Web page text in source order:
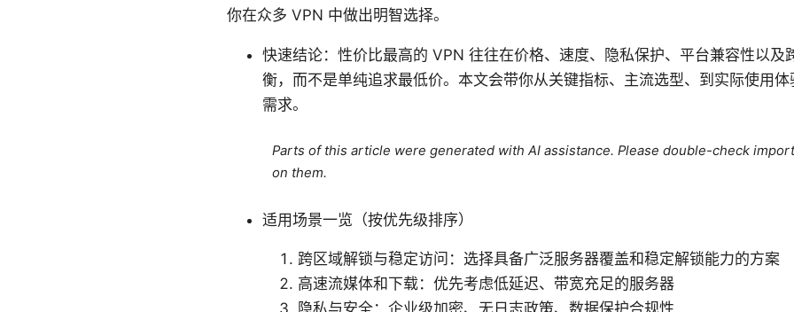
你在众多 VPN 中做出明智选择。
快速结论：性价比最高的 VPN 往往在价格、速度、隐私保护、平台兼容性以及
衡，而不是单纯追求最低价。本文会带你从关键指标、主流选型、到实际使用
需求。
Parts of this article were generated with AI assistance. Please double-check
on them.
适用场景一览（按优先级排序）
跨区域解锁与稳定访问：选择具备广泛服务器覆盖和稳定解锁能力的方案
高速流媒体和下载：优先考虑低延迟、带宽充足的服务器